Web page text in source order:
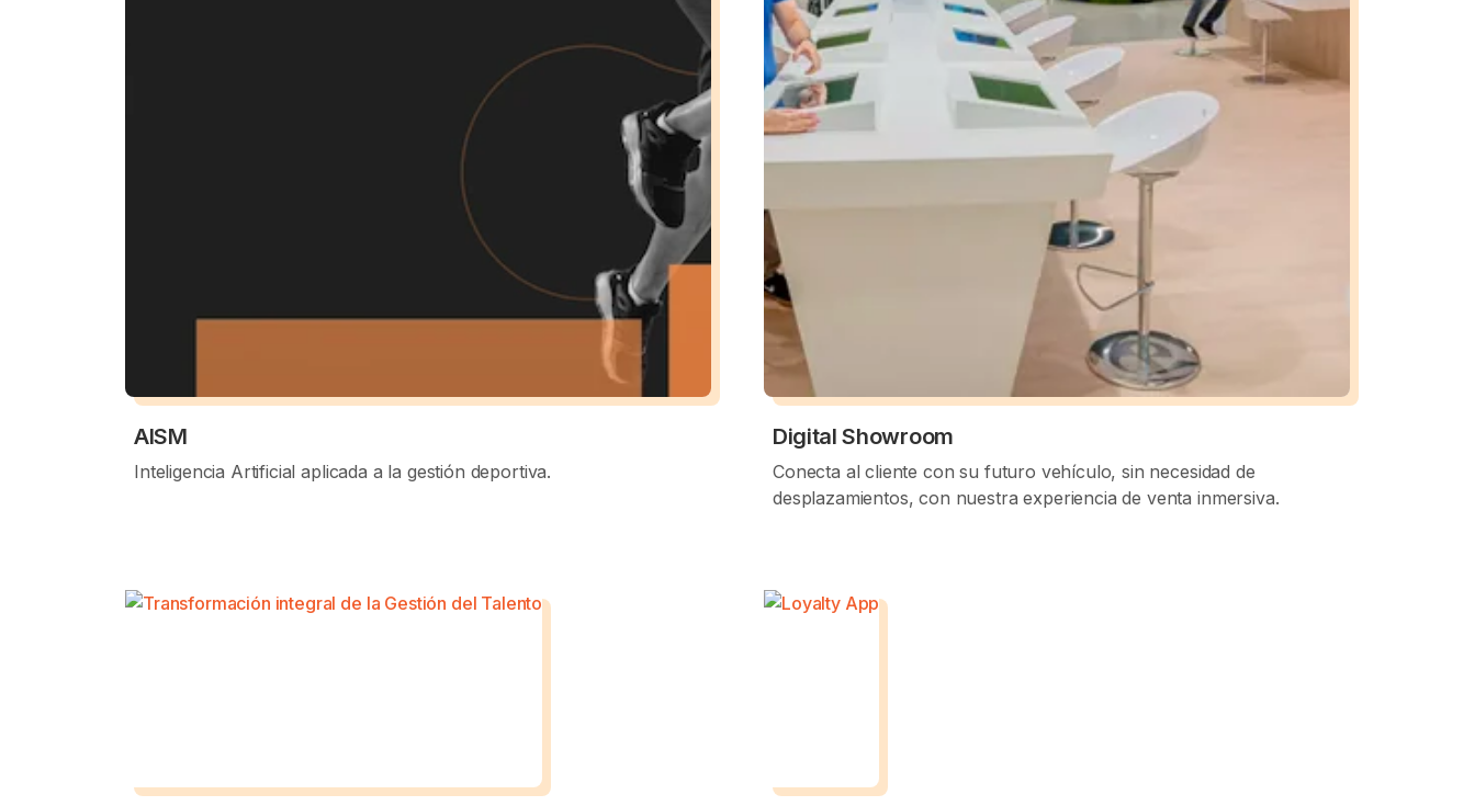
AISM
Inteligencia Artificial aplicada a la gestión deportiva.
Digital Showroom
Conecta al cliente con su futuro vehículo, sin necesidad de
desplazamientos, con nuestra experiencia de venta inmersiva.